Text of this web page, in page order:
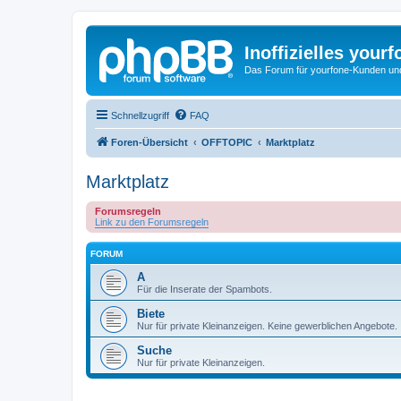
Inoffizielles
Das Forum für yourfone-Kunden
Schnellzugriff FAQ
Foren-Übersicht OFFTOPIC Marktplatz
Marktplatz
Forumsregeln
Link zu den Forumsregeln
FORUM
A
Für die Inserate der Spambots.
Biete
Nur für private Kleinanzeigen. Keine gewerblichen Angebote.
Suche
Nur für private Kleinanzeigen.